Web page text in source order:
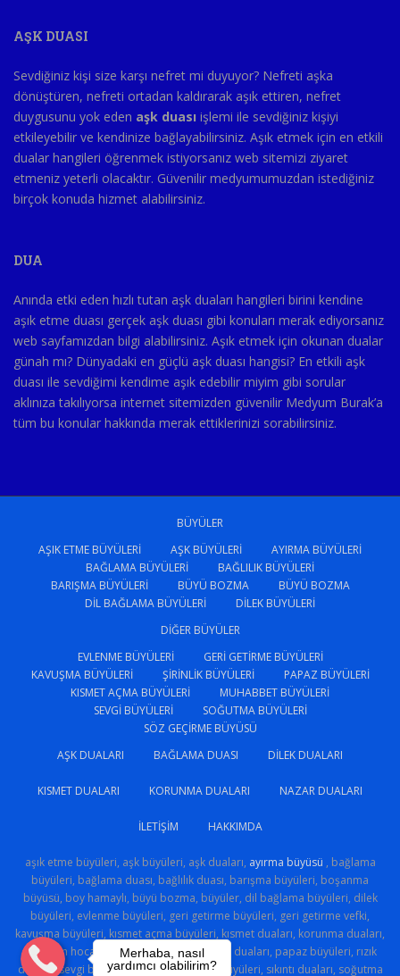
Merhaba, nasıl
yardımcı olabilirim?
AŞK DUASI
Sevdiğiniz kişi size karşı nefret mi duyuyor? Nefreti aşka
dönüştüren, nefreti ortadan kaldırarak aşık ettiren, nefret
duygusunu yok eden aşk duası işlemi ile sevdiğiniz kişiyi
etkileyebilir ve kendinize bağlayabilirsiniz. Aşık etmek için en etkili
dualar hangileri öğrenmek istiyorsanız web sitemizi ziyaret
etmeniz yeterli olacaktır. Güvenilir medyumumuzdan istediğiniz
birçok konuda hizmet alabilirsiniz.
DUA
Anında etki eden hızlı tutan aşk duaları hangileri birini kendine
aşık etme duası gerçek aşk duası gibi konuları merak ediyorsanız
web sayfamızdan bilgi alabilirsiniz. Aşık etmek için okunan dualar
günah mı? Dünyadaki en güçlü aşk duası hangisi? En etkili aşk
duası ile sevdiğimi kendime aşık edebilir miyim gibi sorular
aklınıza takılıyorsa internet sitemizden güvenilir Medyum Burak’a
tüm bu konular hakkında merak ettiklerinizi sorabilirsiniz.
BÜYÜLER
AŞIK ETME BÜYÜLERI
AŞK BÜYÜLERI
AYIRMA BÜYÜLERI
BAĞLAMA BÜYÜLERI
BAĞLILIK BÜYÜLERI
BARIŞMA BÜYÜLERI
BÜYÜ BOZMA
BÜYÜ BOZMA
DIL BAĞLAMA BÜYÜLERI
DILEK BÜYÜLERI
DIĞER BÜYÜLER
EVLENME BÜYÜLERI
GERI GETIRME BÜYÜLERI
KAVUŞMA BÜYÜLERI
ŞIRINLIK BÜYÜLERI
PAPAZ BÜYÜLERI
KISMET AÇMA BÜYÜLERI
MUHABBET BÜYÜLERI
SEVGI BÜYÜLERI
SOĞUTMA BÜYÜLERI
SÖZ GEÇIRME BÜYÜSÜ
AŞK DUALARI
BAĞLAMA DUASI DILEK DUALARI
KISMET DUALARI KORUNMA DUALARI NAZAR DUALARI
İLETIŞIM HAKKIMDA
aşık etme büyüleri, aşk büyüleri, aşk duaları, ayırma büyüsü , bağlama
büyüleri, bağlama duası, bağlılık duası, barışma büyüleri, boşanma
büyüsü, boy hamaylı, büyü bozma, büyüler, dil bağlama büyüleri, dilek
büyüleri, evlenme büyüleri, geri getirme büyüleri, geri getirme vefki,
kavuşma büyüleri, kısmet açma büyüleri, kısmet duaları, korunma duaları,
medyum hoca, muhabbet büyüleri, nazar duaları, papaz büyüleri, rızık
duaları, sevgi büyüsü, sevgi sihri, şirinlik büyüleri, sıkıntı duaları, soğutma